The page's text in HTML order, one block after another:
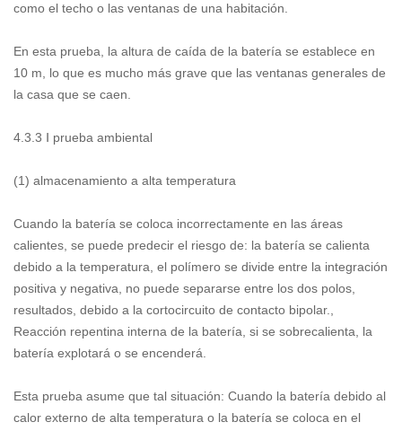
como el techo o las ventanas de una habitación.
En esta prueba, la altura de caída de la batería se establece en
10 m, lo que es mucho más grave que las ventanas generales de
la casa que se caen.
4.3.3 Ⅰ prueba ambiental
(1) almacenamiento a alta temperatura
Cuando la batería se coloca incorrectamente en las áreas
calientes, se puede predecir el riesgo de: la batería se calienta
debido a la temperatura, el polímero se divide entre la integración
positiva y negativa, no puede separarse entre los dos polos,
resultados, debido a la cortocircuito de contacto bipolar.,
Reacción repentina interna de la batería, si se sobrecalienta, la
batería explotará o se encenderá.
Esta prueba asume que tal situación: Cuando la batería debido al
calor externo de alta temperatura o la batería se coloca en el